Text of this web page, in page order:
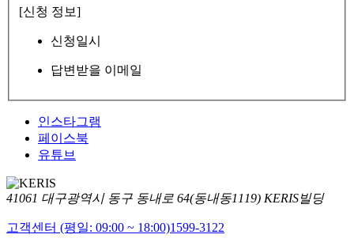
[신청 정보]
신청일시
답변받을 이메일
인스타그램
페이스북
유튜브
41061 대구광역시 동구 동내로 64(동내동1119) KERIS빌딩
고객센터 (평일: 09:00 ~ 18:00)1599-3122